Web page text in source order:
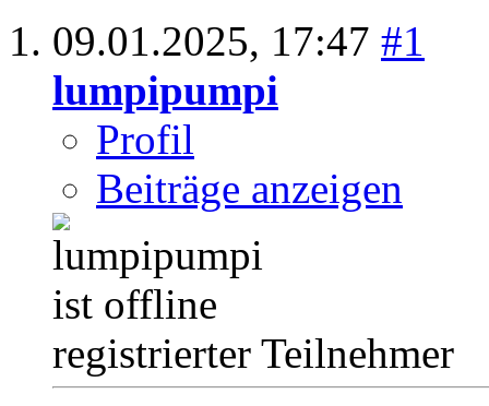
09.01.2025, 17:47 #1
lumpipumpi
Profil
Beiträge anzeigen
registrierter Teilnehmer